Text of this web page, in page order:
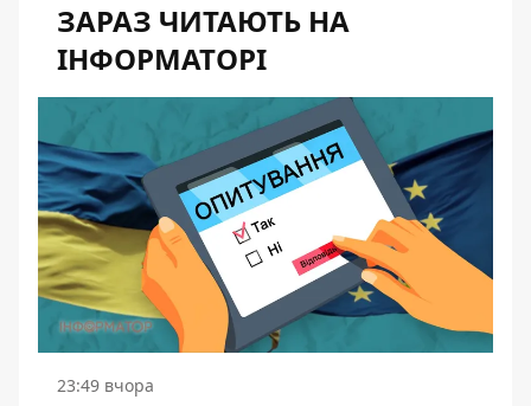
ЗАРАЗ ЧИТАЮТЬ НА
ІНФОРМАТОРІ
23:49 вчора